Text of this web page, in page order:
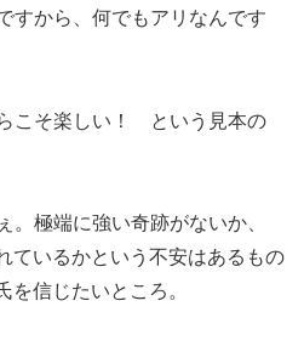
すから、何でもアリなんです
こそ楽しい！ という見本の
。極端に強い奇跡がないか、
ているかという不安はあるもの
を信じたいところ。